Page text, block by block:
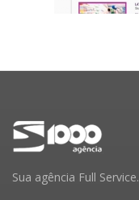
Sua agência Full Service.